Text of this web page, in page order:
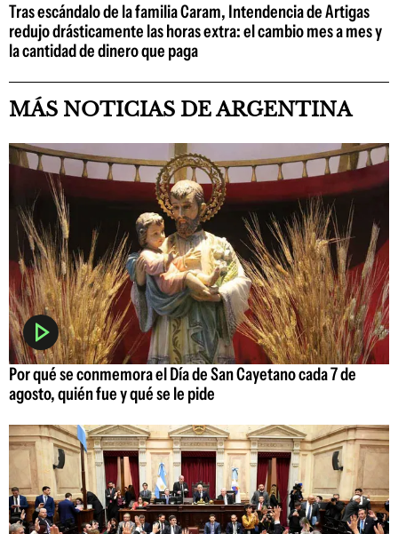
Tras escándalo de la familia Caram, Intendencia de Artigas
redujo drásticamente las horas extra: el cambio mes a mes y
la cantidad de dinero que paga
MÁS NOTICIAS DE ARGENTINA
Por qué se conmemora el Día de San Cayetano cada 7 de
agosto, quién fue y qué se le pide